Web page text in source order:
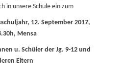
in unsere Schule ein zum
12. September 2017,
Mensa
u. Schüler der Jg. 9-12 und
Eltern